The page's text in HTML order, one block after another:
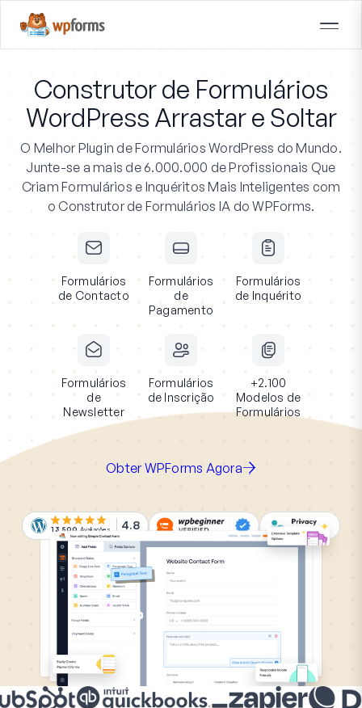
Construtor de Formulários
WordPress Arrastar e Soltar
O Melhor Plugin de Formulários WordPress do Mundo.
Junte-se a mais de 6.000.000 de Profissionais Que
Criam Formulários e Inquéritos Mais Inteligentes com
o Construtor de Formulários IA do WPForms.
Formulários
de Contacto
Formulários
de
Pagamento
Formulários
de Inquérito
Formulários
de
Newsletter
Formulários
de Inscrição
+2.100
Modelos de
Formulários
Obter WPForms Agora
13.500 Avaliações 4.8